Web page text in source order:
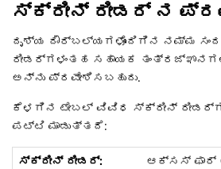
ಸ್ಕ್ರೀನ್ ರೀಡರ್ ನ
ದೃಶ್ಯ ದೌರ್ಬಲ್ಯಗಳೊಂದಿಗಿನ ನಮ್ಮ
ರೀಡರ್ಗಳಂತಹ ಸಹಾಯಕ
ಅನ್ನು ಪ್ರವೇಶಿಸಬಹುದು.
ಕೆಳಗಿನ ಟೇಬಲ್ ವಿವಿಧ ಸ್ಕ್ರೀನ್
ಪಟ್ಟಿ ಮಾಡುತ್ತದೆ:
ಆಕ್ಸಸ್